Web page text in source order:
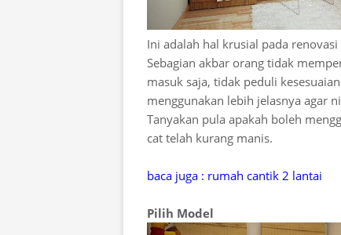
Ini adalah hal krusial pada
Sebagian akbar orang tidak
masuk saja, tidak peduli
menggunakan lebih jelasnya agar
Tanyakan pula apakah boleh
cat telah kurang manis.
baca juga : rumah cantik 2 lantai
Pilih Model